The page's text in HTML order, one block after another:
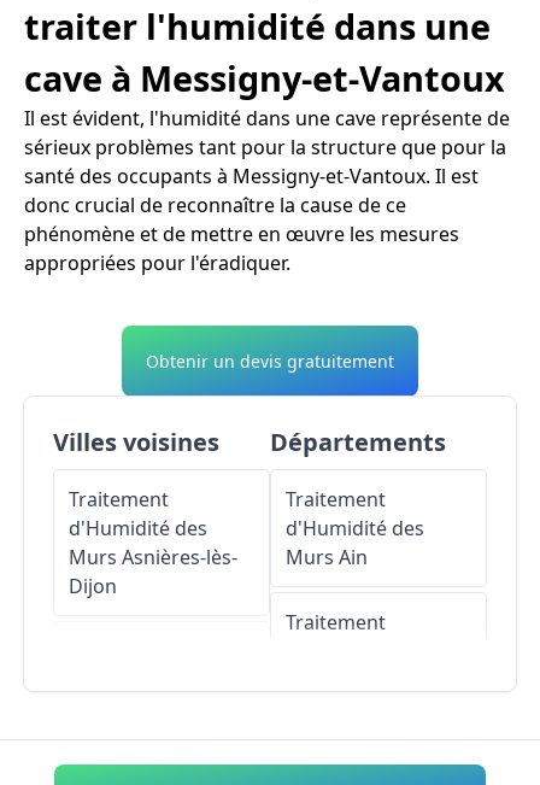
traiter l'humidité dans une
cave à Messigny-et-Vantoux
Il est évident, l'humidité dans une cave représente de
sérieux problèmes tant pour la structure que pour la
santé des occupants à Messigny-et-Vantoux. Il est
donc crucial de reconnaître la cause de ce
phénomène et de mettre en œuvre les mesures
appropriées pour l'éradiquer.
Obtenir un devis gratuitement
Villes voisines
Traitement
d'Humidité des
Murs Asnières-lès-
Dijon
Traitement
Départements
Traitement
d'Humidité des
Murs Ain
Traitement
Traitement
d'Humidité des